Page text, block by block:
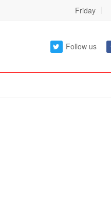
Friday
Follow us